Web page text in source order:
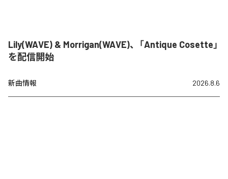
Lily(WAVE) & Morrigan(WAVE)、「Antique Cosette」
を配信開始
新曲情報 2026.8.6